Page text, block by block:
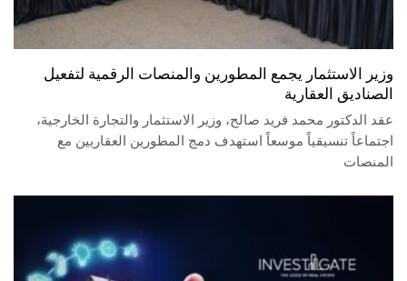
وزير الاستثمار يجمع المطورين والمنصات الرقمية لتفعيل
الصناديق العقارية
عقد الدكتور محمد فريد صالح، وزير الاستثمار والتجارة الخارجية،
اجتماعاً تنسيقياً موسعاً استهدف دمج المطورين العقاريين مع
المنصات